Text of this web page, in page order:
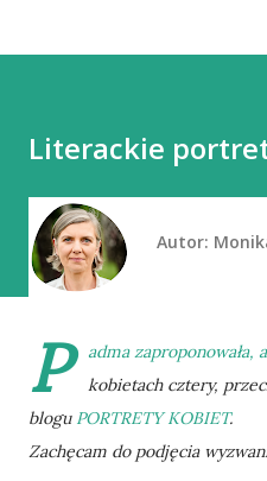
Literackie
Autor:
P admazaproponowała,
kobietach cztery,
blogu PORTRETY KOBIET.
Zachęcam do podjęcia